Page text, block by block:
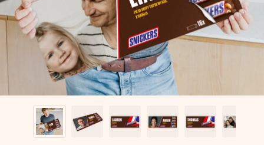
un mensaje que llegue al corazón. Sin complicaciones, solo
todo el amor para el momento.